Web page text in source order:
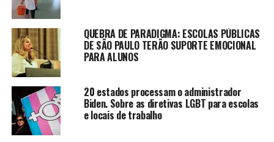
QUEBRA DE PARADIGMA: ESCOLAS PÚBLICAS
DE SÃO PAULO TERÃO SUPORTE EMOCIONAL
PARA ALUNOS
20 estados processam o administrador
Biden. Sobre as diretivas LGBT para escolas
e locais de trabalho